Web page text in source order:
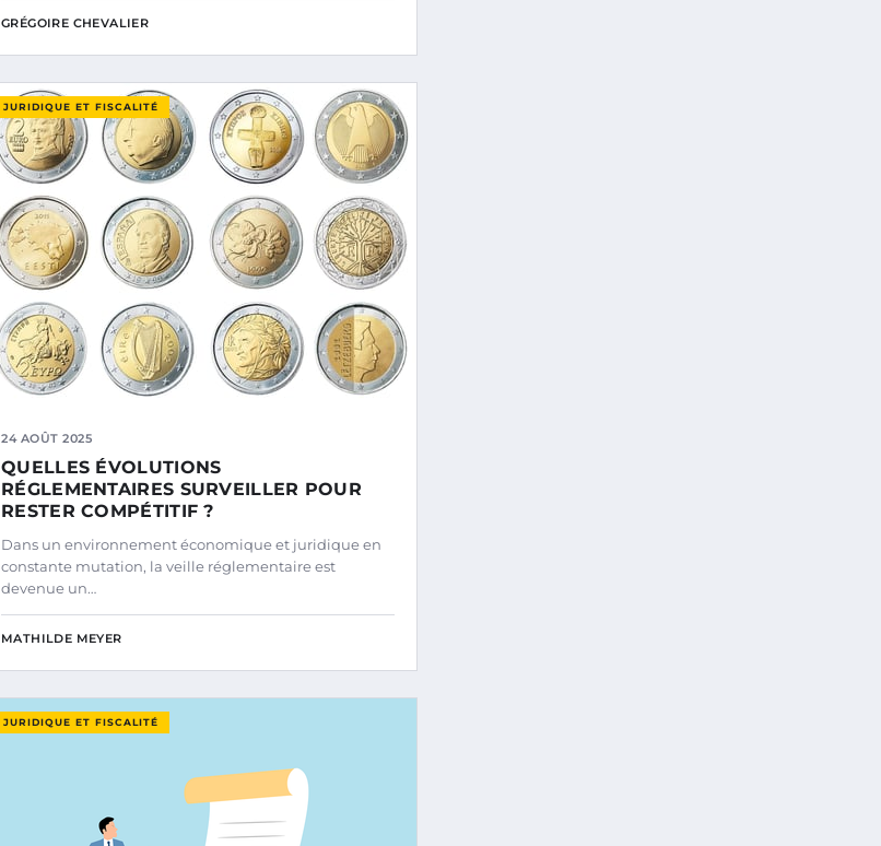
GRÉGOIRE CHEVALIER
JURIDIQUE ET FISCALITÉ
24 AOÛT 2025
QUELLES ÉVOLUTIONS
RÉGLEMENTAIRES SURVEILLER POUR
RESTER COMPÉTITIF ?
Dans un environnement économique et juridique en
constante mutation, la veille réglementaire est
devenue un…
MATHILDE MEYER
JURIDIQUE ET FISCALITÉ